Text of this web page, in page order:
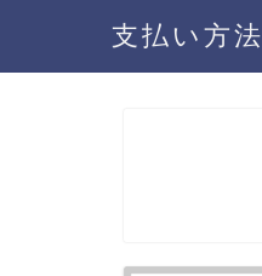
支払い方法